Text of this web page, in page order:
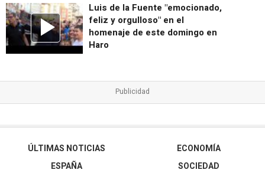
Luis de la Fuente "emocionado,
feliz y orgulloso" en el
homenaje de este domingo en
Haro
ÚLTIMAS NOTICIAS
ESPAÑA
ECONOMÍA
SOCIEDAD